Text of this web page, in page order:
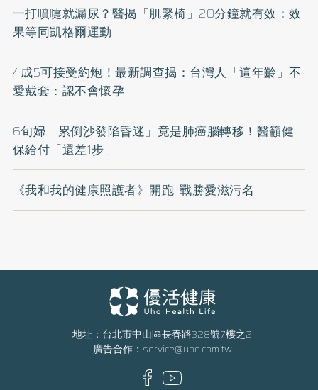
一打噴嚏就漏尿？醫揭「肌緊椅」20分鐘就有效：效
果等同凱格爾運動
4成5可接受約炮！最新調查揭：台灣人「這年齡」不
愛戴套：認不會懷孕
6旬婦「累倒沙發陷昏迷」竟是肺癌腦轉移！醫籲健
保給付「還差1步」
《我和我的健康照護者》開跑! 戰勝愛滋污名
地址：台北市中山區長春路328號7樓之2
廣告合作： service@uho.com.tw